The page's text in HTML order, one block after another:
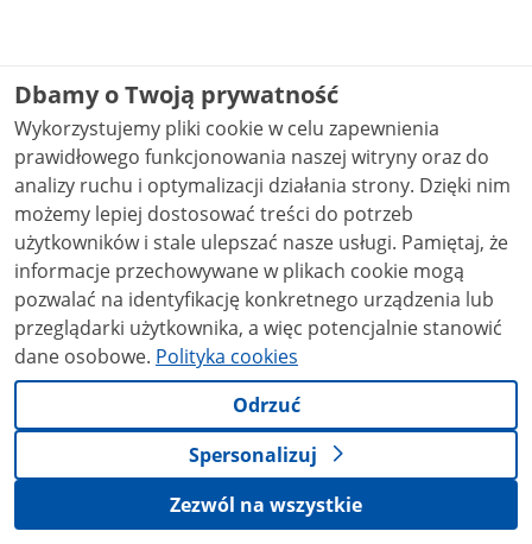
Dbamy o Twoją prywatność
Wykorzystujemy pliki cookie w celu zapewnienia
prawidłowego funkcjonowania naszej witryny oraz do
analizy ruchu i optymalizacji działania strony. Dzięki nim
możemy lepiej dostosować treści do potrzeb
użytkowników i stale ulepszać nasze usługi. Pamiętaj, że
informacje przechowywane w plikach cookie mogą
pozwalać na identyfikację konkretnego urządzenia lub
przeglądarki użytkownika, a więc potencjalnie stanowić
dane osobowe. Polityka cookies
Odrzuć
Spersonalizuj
Zezwól na wszystkie